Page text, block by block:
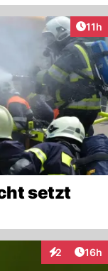
11h
setzt
2
Interaktionen
16h